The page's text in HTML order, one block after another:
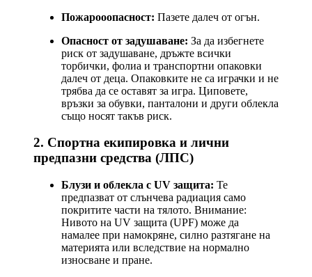
Пожарооопасност: Пазете далеч от огън.
Опасност от задушаване: За да избегнете
риск от задушаване, дръжте всички
торбички, фолиа и транспортни опаковки
далеч от деца. Опаковките не са играчки и не
трябва да се оставят за игра. Циповете,
връзки за обувки, панталони и други облекла
също носят такъв риск.
2. Спортна екипировка и лични
предпазни средства (ЛПС)
Блузи и облекла с UV защита: Те
предпазват от слънчева радиация само
покритите части на тялото. Внимание:
Нивото на UV защита (UPF) може да
намалее при намокряне, силно разтягане на
материята или вследствие на нормално
износване и пране.